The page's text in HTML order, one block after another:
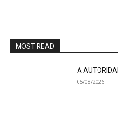
MOST READ
A
05/08/2026